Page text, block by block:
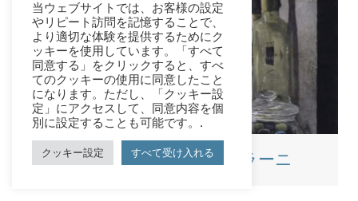
ジョヴァンニ・バルザラーニ
当ウェブサイトでは、お客様の設定
やリピート訪問を記憶することで、
より適切な体験を提供するためにク
ッキーを使用しています。「すべて
同意する」をクリックすると、すべ
てのクッキーの使用に同意したこと
になります。ただし、「クッキー設
定」にアクセスして、同意内容を個
別に設定することも可能です。.
クッキー設定 すべて受け入れる